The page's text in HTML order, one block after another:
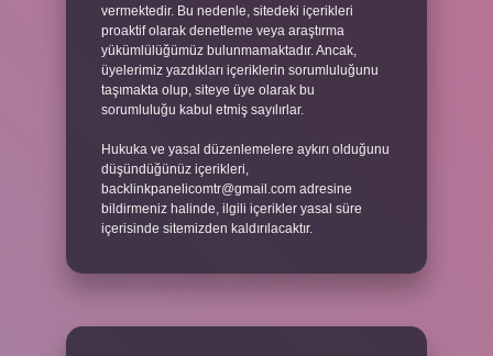
vermektedir. Bu nedenle, sitedeki içerikleri
proaktif olarak denetleme veya araştırma
yükümlülüğümüz bulunmamaktadır. Ancak,
üyelerimiz yazdıkları içeriklerin sorumluluğunu
taşımakta olup, siteye üye olarak bu
sorumluluğu kabul etmiş sayılırlar.
Hukuka ve yasal düzenlemelere aykırı olduğunu
düşündüğünüz içerikleri,
backlinkpanelicomtr@gmail.com adresine
bildirmeniz halinde, ilgili içerikler yasal süre
içerisinde sitemizden kaldırılacaktır.